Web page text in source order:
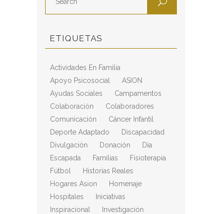
ETIQUETAS
Actividades En Familia
Apoyo Psicosocial
ASION
Ayudas Sociales
Campamentos
Colaboración
Colaboradores
Comunicación
Cáncer Infantil
Deporte Adaptado
Discapacidad
Divulgación
Donación
Día
Escapada
Familias
Fisioterapia
Fútbol
Historias Reales
Hogares Asion
Homenaje
Hospitales
Iniciativas
Inspiracional
Investigación